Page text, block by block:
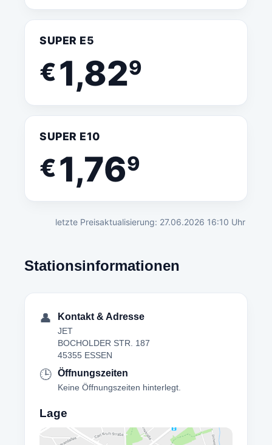
SUPER E5
€1,829
SUPER E10
€1,769
letzte Preisaktualisierung: 27.06.2026 16:10 Uhr
Stationsinformationen
👤 Kontakt & Adresse
JET
BOCHOLDER STR. 187
45355 ESSEN
🕒 Öffnungszeiten
Keine Öffnungszeiten hinterlegt.
Lage